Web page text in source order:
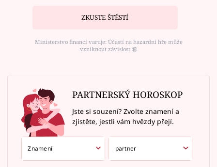
ZKUSTE ŠTĚSTÍ
Ministerstvo financí varuje: Účastí na hazardní hře může
vzniknout závislost ⑱
PARTNERSKÝ HOROSKOP
Jste si souzení? Zvolte znamení a
zjistěte, jestli vám hvězdy přejí.